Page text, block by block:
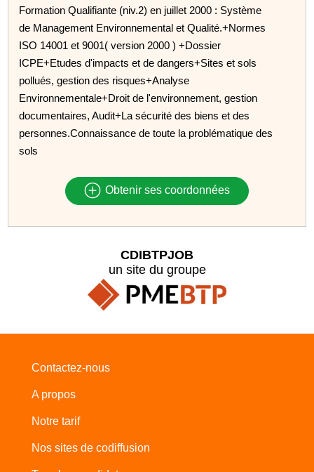
Formation Qualifiante (niv.2) en juillet 2000 : Système
de Management Environnemental et Qualité.+Normes
ISO 14001 et 9001( version 2000 ) +Dossier
ICPE+Etudes d'impacts et de dangers+Sites et sols
pollués, gestion des risques+Analyse
Environnementale+Droit de l'environnement, gestion
documentaires, Audit+La sécurité des biens et des
personnes.Connaissance de toute la problématique des
sols
Obtenir ses coordonnées
CDIBTPJOB
un site du groupe
Contactez-nous
A propos
Notre tarif
Nos sites de codiffusion